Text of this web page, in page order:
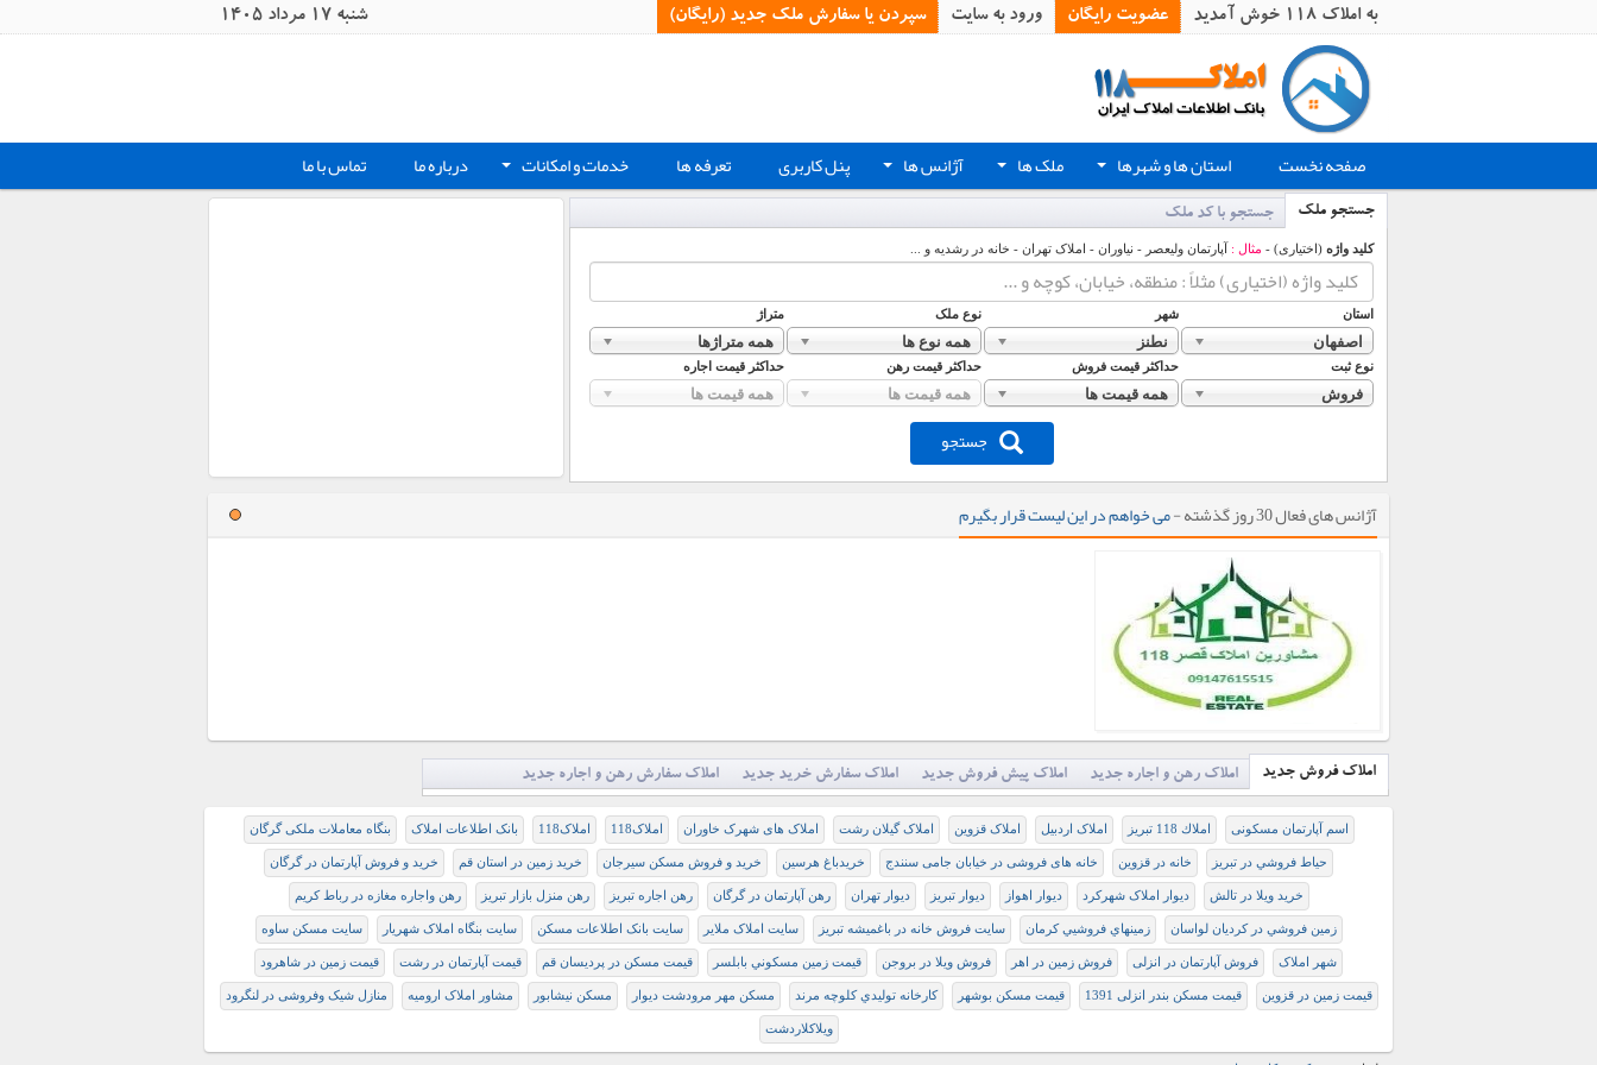
به املاک 118 خوش آمدید عضویت رایگان ورود به سایت سپردن یا سفارش ملک جدید (رایگان)‏ شنبه 17 مرداد 1405
صفحه نخست + استان ها و شهرها + ملک ها + آژانس ها پنل کاربری تعرفه ها + خدمات و امکانات درباره ما تماس با ما
جستجو ملک جستجو با کد ملک
کلید واژه (اختیاری) - مثال : آپارتمان ولیعصر - نیاوران - املاک تهران - خانه در رشدیه و ...
استان شهر نوع ملک متراژ
اصفهان نطنز همه نوع ها همه متراژها
نوع ثبت حداکثر قیمت فروش حداکثر قیمت رهن حداکثر قیمت اجاره
فروش همه قیمت ها همه قیمت ها همه قیمت ها
جستجو
آژانس های فعال 30 روز گذشته - می خواهم در این لیست قرار بگیرم
املاک فروش جدید املاک رهن و اجاره جدید املاک پیش فروش جدید املاک سفارش خرید جدید املاک سفارش رهن و اجاره جدید
اسم آپارتمان مسکونی املاك 118 تبريز املاک اردبیل املاک قزوین املاک گیلان رشت املاک های شهرک خاوران املاک118 املاک118 بانک اطلاعات املاک بنگاه معاملات ملکی گرگان
حياط فروشي در تبريز خانه در قزوین خانه های فروشی در خیابان جامی سنندج خريدباغ هرسين خرید و فروش مسکن سیرجان خرید زمین در استان قم خرید و فروش آپارتمان در گرگان
خرید ویلا در تالش دیوار املاک شهرکرد دیوار اهواز دیوار تبریز دیوار تهران رهن آپارتمان در گرگان رهن اجاره تبریز رهن منزل بازار تبريز رهن واجاره مغازه در رباط کریم
زمين فروشي در کرديان لواسان زمينهاي فروشيي كرمان سايت فروش خانه در باغميشه تبريز سایت املاک ملایر سایت بانک اطلاعات مسکن سایت بنگاه املاک شهریار سایت مسکن ساوه
شهر املاک فروش آپارتمان در انزلی فروش زمین در اهر فروش ويلا در بروجن قيمت زمين مسكوني بابلسر قيمت مسكن در پرديسان قم قیمت آپارتمان در رشت قیمت زمین در شاهرود
قیمت زمین در قزوین قیمت مسکن بندر انزلی 1391 قیمت مسکن بوشهر كارخانه توليدي كلوچه مرند مسکن مهر مرودشت دیوار مسکن نیشابور مشاور املاک ارومیه منازل شیک وفروشی در لنگرود
ويلاکلاردشت